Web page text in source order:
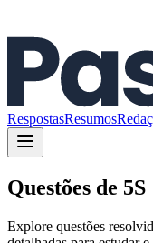
RespostasResumos
Questões de 5S
Explore questões